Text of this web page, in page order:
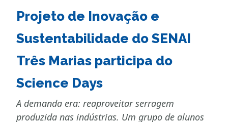
Projeto de Inovação e
Sustentabilidade do SENAI
Três Marias participa do
Science Days
A demanda era: reaproveitar serragem
produzida nas indústrias. Um grupo de alunos